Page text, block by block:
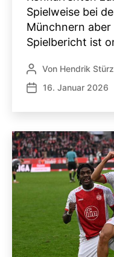
Spielweise bei
Münchnern
Spielbericht ist
Beitragsautor
Von Hendrik
16. Januar 2026